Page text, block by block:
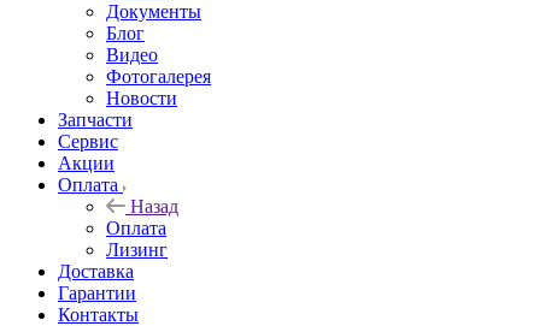
Документы
Блог
Видео
Фотогалерея
Новости
Запчасти
Сервис
Акции
Оплата
Назад
Оплата
Лизинг
Доставка
Гарантии
Контакты